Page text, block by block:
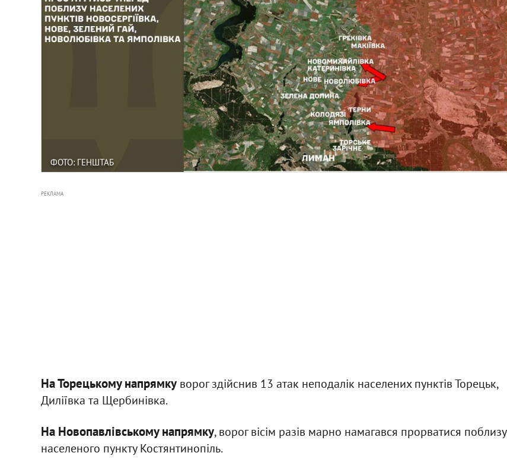
ФОТО: ГЕНШТАБ
РЕКЛАМА
На Торецькому напрямкуворог здійснив 13 атак неподалік населених пунктів Торецьк,
Диліївка та Щербинівка.
На Новопавлівському напрямку, ворог вісім разів марно намагався прорватися поблизу
населеного пункту Костянтинопіль.